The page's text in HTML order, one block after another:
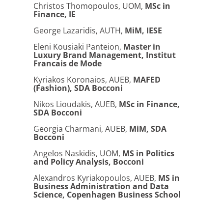
Christos Thomopoulos, UOM, MSc in
Finance, IE
George Lazaridis, AUTH, MiM, IESE
Eleni Kousiaki Panteion, Master in
Luxury Brand Management, Institut
Francais de Mode
Kyriakos Koronaios, AUEB, MAFED
(Fashion), SDA Bocconi
Nikos Lioudakis, AUEB, MSc in Finance,
SDA Bocconi
Georgia Charmani, AUEB, MiM, SDA
Bocconi
Angelos Naskidis, UOM, MS in Politics
and Policy Analysis, Bocconi
Alexandros Kyriakopoulos, AUEB, MS in
Business Administration and Data
Science, Copenhagen Business School